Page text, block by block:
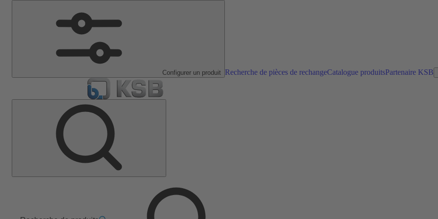
Configurer un produit Recherche de pièces de rechangeCatalogue produitsPartenaire KSB